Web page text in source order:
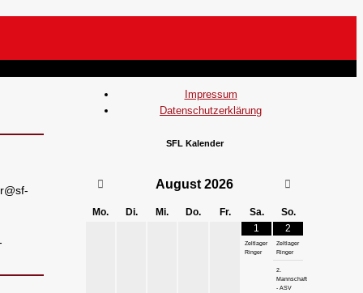
Impressum
Datenschutzerklärung
SFL Kalender
August 2026
Mo. Di. Mi. Do. Fr. Sa.
So.
1
Zeltlager
Ringer
2
Zeltlager
Ringer
2.
Mannschaft
- ASV